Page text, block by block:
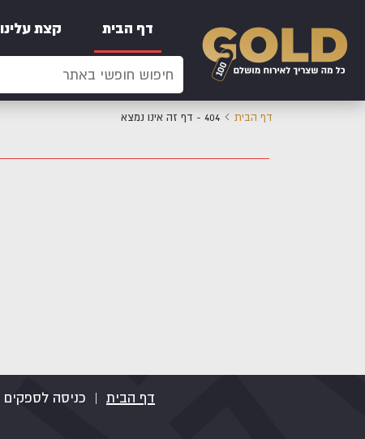
דף הבית קצת עלינו
דף הבית 404 - דף זה אינו נמצא
דף הבית | כניסה לספקים